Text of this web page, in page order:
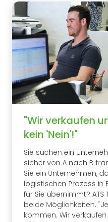
"Wir verkaufen
kein 'Nein'!"
Sie suchen ein
sicher von A nach B
Sie ein Unternehmen,
logistischen Prozess in
für Sie übernimmt?
beide Möglichkeiten.
kommen. Wir